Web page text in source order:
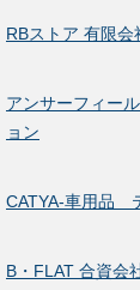
RBストア 有限
アンサーフィー
ョン
CATYA-車用品
B・FLAT 合資会